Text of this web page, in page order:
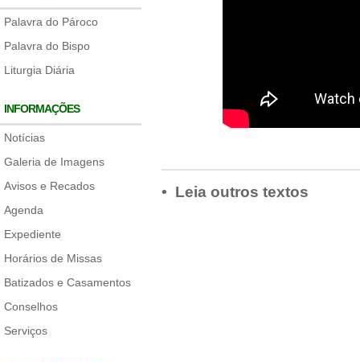
Palavra do Pároco
Palavra do Bispo
Liturgia Diária
INFORMAÇÕES
Notícias
Galeria de Imagens
Avisos e Recados
Agenda
Expediente
Horários de Missas
Batizados e Casamentos
Conselhos
Serviços
• Leia outros textos